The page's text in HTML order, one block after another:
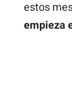
estos
empieza